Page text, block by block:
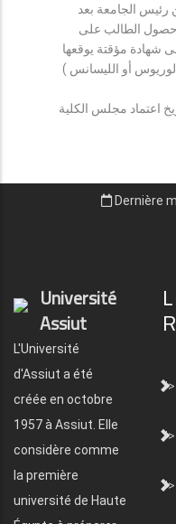
رئيس الجامعة بعد
الطالب على
شهادة مؤقتة يوقعها
أو الليسانس )
اعتماد مجلس الكلية
Dernière
Université
Assiut
L'Université
d'Assiut a été
créée en octobre
1957 à Assiut. Elle
considère comme
la première
université de Haute
">
">
">